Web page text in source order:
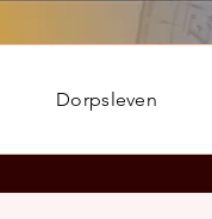
Dorpsleven